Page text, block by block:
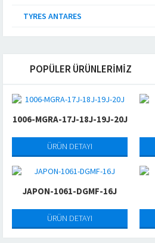
TYRES ANTARES
POPÜLER ÜRÜNLERİMİZ
1006-MGRA-17J-18J-19J-20J
ÜRÜN DETAYI
JAPON-1061-DGMF-16J
ÜRÜN DETAYI